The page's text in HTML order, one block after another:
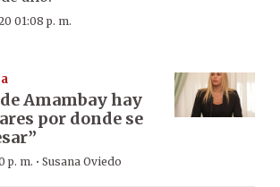
01:08 p. m.
Amambay hay
por donde se
p. m. · Susana Oviedo